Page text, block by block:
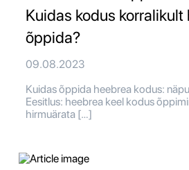
Kuidas kodus korralikult
õppida?
09.08.2023
Kuidas õppida heebrea kodus:
Eesitlus: heebrea keel kodus
hirmuärata […]